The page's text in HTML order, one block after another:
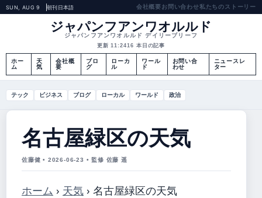
SUN, AUG 9 朝刊日本語 会社概要お問い合わせ私たちのストーリー
ジャパンフアンワオルルド
ジャパンフアンワオルルド デイリーブリーフ
更新 11:2416 本日の記事
ホー
ム
天
気
会社概
要
ブロ
グ
ローカ
ル
ワール
ド
お問い合
わせ
ニュースレ
ター
テック ビジネス ブログ ローカル ワールド 政治
名古屋緑区の天気
佐藤健 • 2026-06-23 • 監修 佐藤 遥
ホーム › 天気 › 名古屋緑区の天気